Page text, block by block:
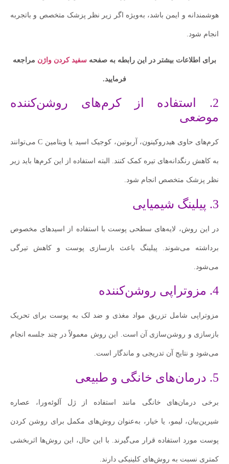
هوشمندانه و ایمن باشد، به‌ویژه اگر زیر نظر پزشک متخصص و باتجربه
انجام شود.
برای اطلاعات بیشتر در این رابطه به صفحه سفید کردن واژن مراجعه
فرمایید.
2. استفاده از کرم‌های روشن‌کننده
موضعی
کرم‌های حاوی هیدروکینون، آربوتین، کوجیک اسید یا ویتامین C می‌توانند
به کاهش رنگدانه‌های تیره کمک کنند. البته استفاده از این کرم‌ها باید زیر
نظر پزشک متخصص انجام شود.
3. پیلینگ شیمیایی
در این روش، لایه‌های سطحی پوست با استفاده از اسیدهای مخصوص
برداشته می‌شوند. پیلینگ باعث بازسازی پوست و کاهش تیرگی
می‌شود.
4. مزوتراپی روشن‌کننده
مزوتراپی شامل تزریق مواد مغذی و ضد لک به پوست برای تحریک
بازسازی و روشن‌سازی آن است. این روش معمولاً در چند جلسه انجام
می‌شود و نتایج آن تدریجی و ماندگار است.
5. درمان‌های خانگی و طبیعی
برخی درمان‌های خانگی مانند استفاده از ژل آلوئه‌ورا، عصاره
شیرین‌بیان، لیمو، یا خیار، به‌عنوان روش‌های مکمل برای روشن کردن
پوست مورد استفاده قرار می‌گیرند. با این حال، این روش‌ها اثربخشی
کمتری نسبت به روش‌های کلینیکی دارند.